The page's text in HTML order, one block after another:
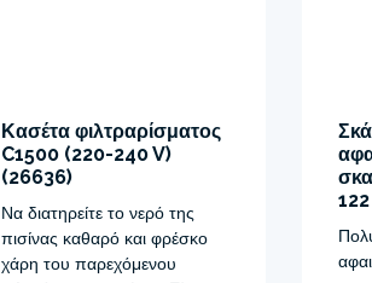
Κασέτα φιλτραρίσματος
C1500 (220-240 V)
(26636)
Να διατηρείτε το νερό της
πισίνας καθαρό και φρέσκο
χάρη του παρεχόμενου